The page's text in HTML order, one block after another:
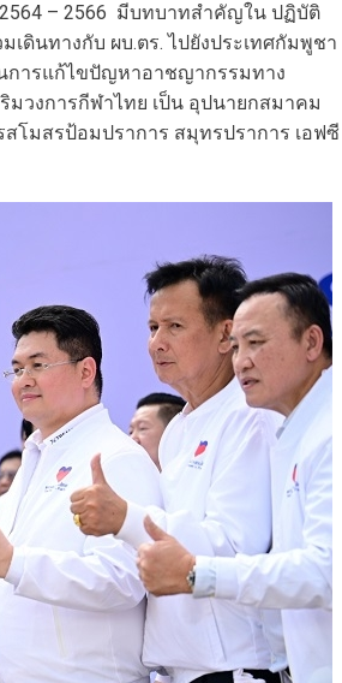
2564 – 2566 มีบทบาทสำคัญใน ปฏิบัติ
ดินทางกับ ผบ.ตร. ไปยังประเทศกัมพูชา
การแก้ไขปัญหาอาชญากรรมทาง
มวงการกีฬาไทย เป็น อุปนายกสมาคม
สโมสรป้อมปราการ สมุทรปราการ เอฟซี